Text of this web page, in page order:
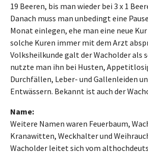
19 Beeren, bis man wieder bei 3 x 1
Danach muss man unbedingt eine
Monat einlegen, ehe man eine neue
solche Kuren immer mit dem Arzt
Volksheilkunde galt der Wacholder als
nutzte man ihn bei Husten,
Durchfällen, Leber- und Gallenleiden
Entwässern. Bekannt ist auch der
Name:
Weitere Namen waren Feuerbaum,
Kranawitten, Weckhalter und
Wacholder leitet sich vom